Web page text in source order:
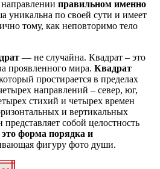
правильном именно
уникальна по своей сути и имеет
тому, как неповторимо тело
— не случайна. Квадрат – это
проявленного мира. Квадрат
простирается в пределах
направлений – север, юг,
стихий и четырех времен
и вертикальных
собой целостность
форма порядка и
фигуру фото души.